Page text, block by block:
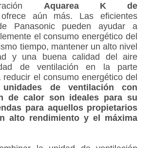
Aquarea K de
aún más. Las eficientes
Panasonic pueden ayudar a
el consumo energético del
tiempo, mantener un alto nivel
y una buena calidad del aire
de ventilación en la parte
reducir el consumo energético del
de ventilación con
de calor son ideales para su
para aquellos propietarios
alto rendimiento y el máxima